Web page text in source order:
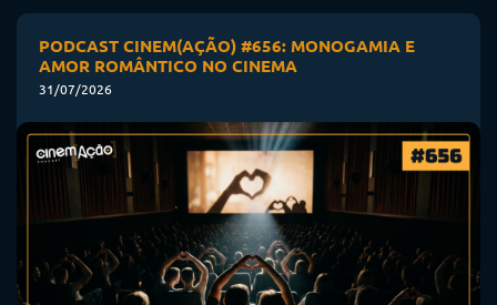
PODCAST CINEM(AÇÃO) #656: MONOGAMIA E
AMOR ROMÂNTICO NO CINEMA
31/07/2026